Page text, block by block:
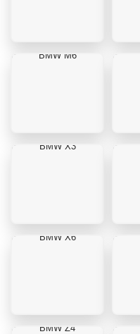
BMW M6
BMW X3
BMW X6
BMW Z4